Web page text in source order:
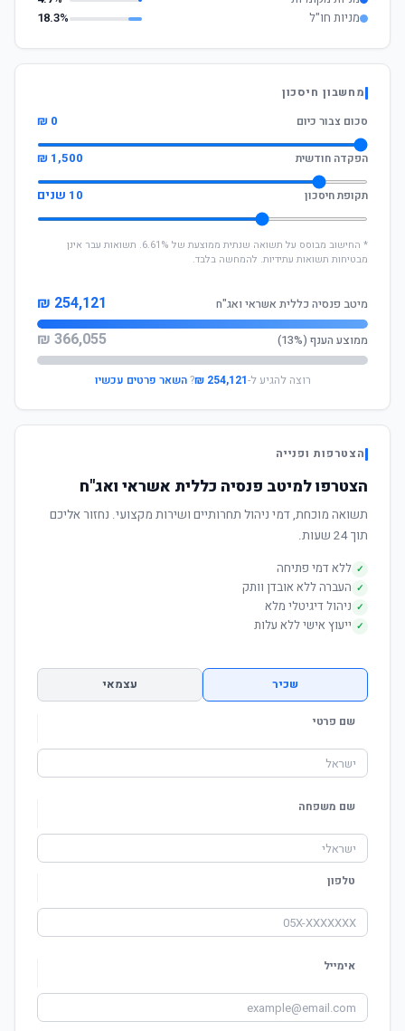
מניות חו"ל
18.3%
מחשבון חיסכון
סכום צבור כיום
0 ₪
הפקדה חודשית 1,500 ₪
תקופת חיסכון 10 שנים
* החישוב מבוסס על תשואה שנתית ממוצעת של 6.61%. תשואות עבר אינן
מבטיחות תשואות עתידיות. להמחשה בלבד.
מיטב פנסיה כללית אשראי ואג"ח 254,121 ₪
ממוצע הענף (13%) 366,055 ₪
רוצה להגיע ל-254,121 ₪
?השאר פרטים עכשיו
הצטרפות ופנייה
הצטרפו למיטב פנסיה כללית אשראי ואג"ח
תשואה מוכחת, דמי ניהול תחרותיים ושירות מקצועי. נחזור אליכם
תוך 24 שעות.
✓ ללא דמי פתיחה
✓ העברה ללא אובדן וותק
✓ ניהול דיגיטלי מלא
✓ ייעוץ אישי ללא עלות
שכיר עצמאי
שם פרטי
שם משפחה
טלפון
אימייל